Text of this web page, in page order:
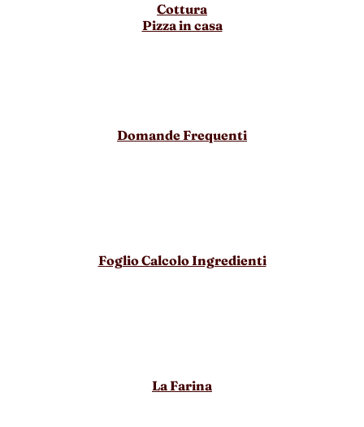
Cottura
Pizza in casa
Domande Frequenti
Foglio Calcolo Ingredienti
La Farina